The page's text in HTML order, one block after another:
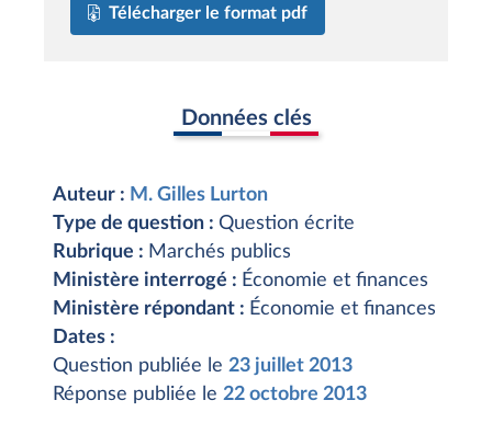
Télécharger le format pdf
Données clés
Auteur : M. Gilles Lurton
Type de question : Question écrite
Rubrique : Marchés publics
Ministère interrogé : Économie et finances
Ministère répondant : Économie et finances
Dates :
Question publiée le 23 juillet 2013
Réponse publiée le 22 octobre 2013